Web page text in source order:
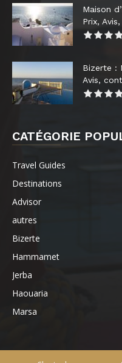
Maison
Prix,
Bizerte :
Avis,
CATÉGORIE
Travel Guides
Destinations
Advisor
autres
Bizerte
Hammamet
Jerba
Haouaria
Marsa